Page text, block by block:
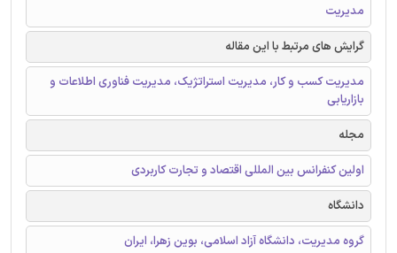
مدیریت
گرایش های مرتبط با این مقاله
مدیریت کسب و کار، مدیریت استراتژیک، مدیریت فناوری اطلاعات و
بازاریابی
مجله
اولین کنفرانس بین المللی اقتصاد و تجارت کاربردی
دانشگاه
گروه مدیریت، دانشگاه آزاد اسلامی، بوین زهرا، ایران